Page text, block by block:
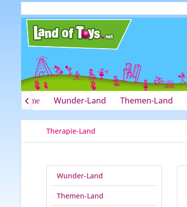
Home Wunder-Land Themen-Land

Therapie-Land
Wunder-Land
Themen-Land